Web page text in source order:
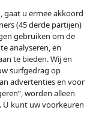
gaat u ermee akkoord
(45 derde partijen)
gebruiken om de
analyseren, en
te bieden. Wij en
surfgedrag op
advertenties en voor
worden alleen
U kunt uw voorkeuren